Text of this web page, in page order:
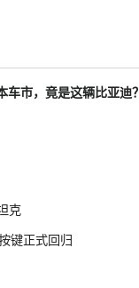
车市，竟是这辆比亚迪？
克
键正式回归